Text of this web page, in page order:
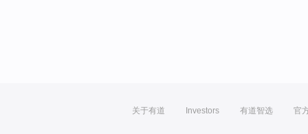
关于有道 Investors 有道智选 官